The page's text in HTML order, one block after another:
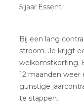
5 jaar Essent
Bij een lang
stroom. Je krijgt
welkomstkorting.
12 maanden weer
gunstige
te stappen.